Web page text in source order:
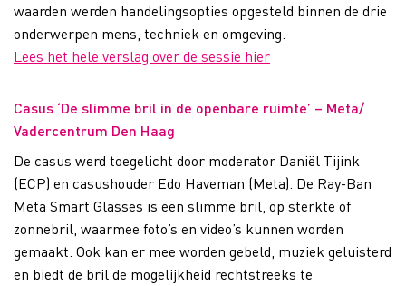
waarden werden handelingsopties opgesteld binnen de drie
onderwerpen mens, techniek en omgeving.
Lees het hele verslag over de sessie hier
Casus ‘De slimme bril in de openbare ruimte’ – Meta/
Vadercentrum Den Haag
De casus werd toegelicht door moderator Daniël Tijink
(ECP) en casushouder Edo Haveman (Meta). De Ray-Ban
Meta Smart Glasses is een slimme bril, op sterkte of
zonnebril, waarmee foto’s en video’s kunnen worden
gemaakt. Ook kan er mee worden gebeld, muziek geluisterd
en biedt de bril de mogelijkheid rechtstreeks te